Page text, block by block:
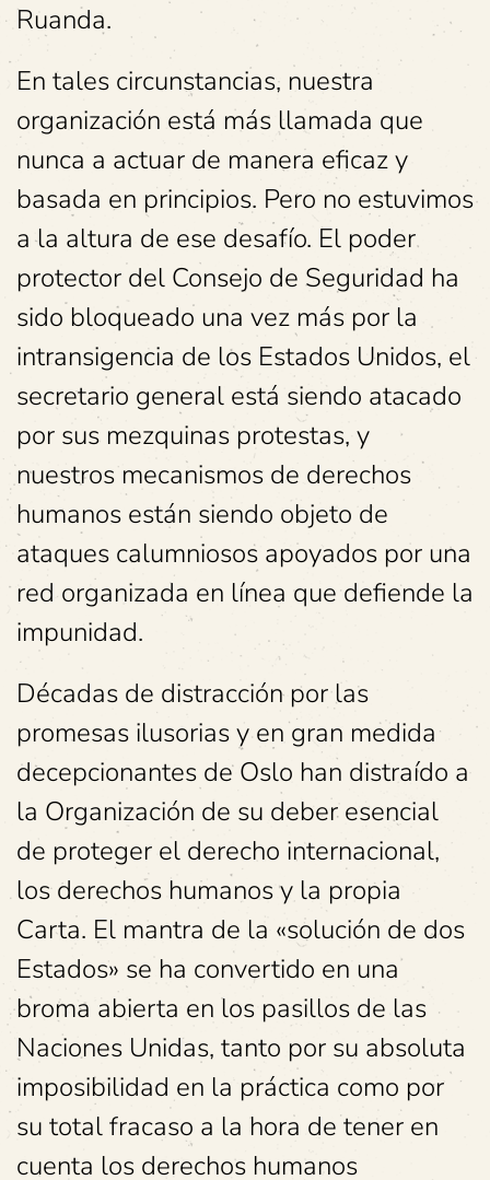
Ruanda.
En tales circunstancias, nuestra
organización está más llamada que
nunca a actuar de manera eficaz y
basada en principios. Pero no estuvimos
a la altura de ese desafío. El poder
protector del Consejo de Seguridad ha
sido bloqueado una vez más por la
intransigencia de los Estados Unidos, el
secretario general está siendo atacado
por sus mezquinas protestas, y
nuestros mecanismos de derechos
humanos están siendo objeto de
ataques calumniosos apoyados por una
red organizada en línea que defiende la
impunidad.
Décadas de distracción por las
promesas ilusorias y en gran medida
decepcionantes de Oslo han distraído a
la Organización de su deber esencial
de proteger el derecho internacional,
los derechos humanos y la propia
Carta. El mantra de la «solución de dos
Estados» se ha convertido en una
broma abierta en los pasillos de las
Naciones Unidas, tanto por su absoluta
imposibilidad en la práctica como por
su total fracaso a la hora de tener en
cuenta los derechos humanos